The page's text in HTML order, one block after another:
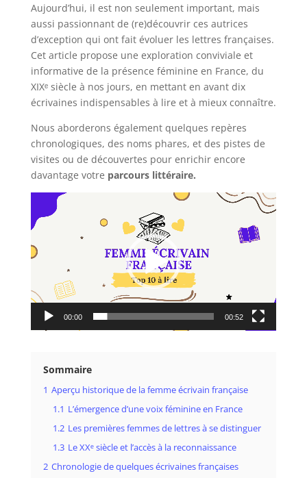
Aujourd’hui, il est non seulement important, mais
aussi passionnant de (re)découvrir ces autrices
d’exception qui ont fait évoluer les lettres françaises.
Cet article propose une exploration conviviale et
informative de la présence féminine en France, du
XIXᵉ siècle à nos jours, en mettant en avant dix
écrivaines indispensables à lire et à mieux connaître.
Nous aborderons également quelques repères
chronologiques, des noms phares, et des pistes de
visites ou de découvertes pour enrichir encore
davantage votre parcours littéraire.
Lecteur
vidéo
00:00 00:52
Sommaire
1 Aperçu historique de la femme écrivain française
1.1 L’émergence d’une voix féminine en France
1.2 Les premières femmes de lettres à se distinguer
1.3 Le XXᵉ siècle et l’accès à la reconnaissance
2 Chronologie de quelques écrivaines françaises